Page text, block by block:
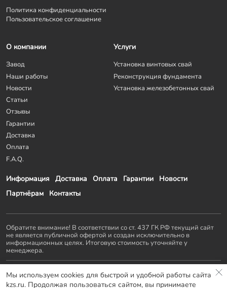
Политика конфиденциальности
Пользовательское соглашение
Информация Доставка Оплата Гарантии
Новости
Партнёрам
Контакты
О компании
Завод
Наши работы
Новости
Статьи
Отзывы
Гарантии
Доставка
Оплата
F.A.Q.
Услуги
Установка винтовых свай
Реконструкция фундамента
Установка железобетонных свай
Обратите внимание! В соответствии со ст. 437 ГК РФ текущий сайт
не является публичной офертой и создан исключительно в
информационных целях. Итоговую стоимость уточняйте у
менеджера.
Остальные проекты KZS GROUP
Домостроение
Заборы и ворота Септики Террасы
Мы используем cookies для быстрой и удобной работы сайта
kzs.ru. Продолжая пользоваться сайтом, вы принимаете